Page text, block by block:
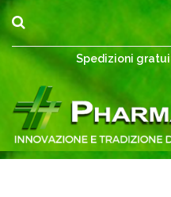
Spedizioni
Spedizioni